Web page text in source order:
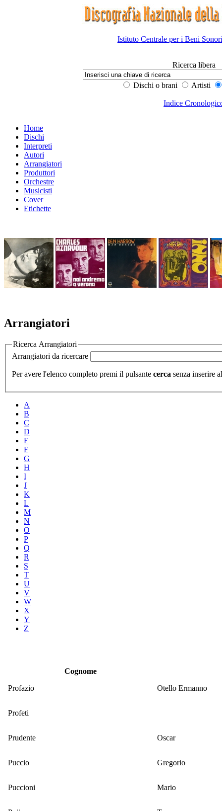
Istituto Centrale per i Beni
Ricerca libera
Dischi o brani Artisti
Indice
Home
Dischi
Interpreti
Autori
Arrangiatori
Produttori
Orchestre
Musicisti
Cover
Etichette
Arrangiatori
Ricerca Arrangiatori
Arrangiatori da ricercare
Per avere l'elenco completo premi il pulsante cerca senza inserire
A
B
C
D
E
F
G
H
I
J
K
L
M
N
O
P
Q
R
S
T
U
V
W
X
Y
Z
Cognome
Profazio
Otello Ermanno
Profeti
Prudente Oscar
Puccio Gregorio
Puccioni Mario